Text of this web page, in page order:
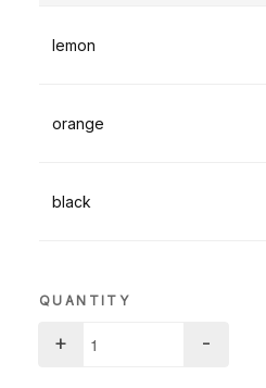
lemon
orange
black
QUANTITY
+ -